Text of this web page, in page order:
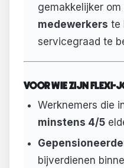
gemakkelijker om
medewerkers te
servicegraad te
VOOR WIE ZIJN FLEXI-
Werknemers die
minstens 4/5
bijverdienen